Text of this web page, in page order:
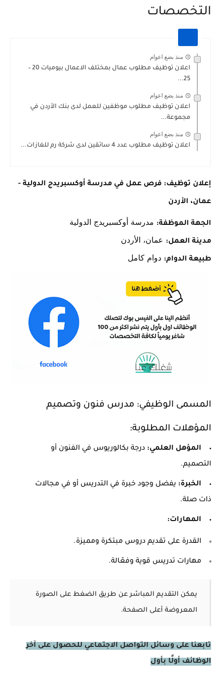
التخصصات
منذ بضع اعوام
اعلان توظيف مطلوب عمال بمختلف الاعمال بيوميات 20 –
25...
منذ بضع اعوام
اعلان توظيف مطلوب موظفين للعمل لدى بنك الأردن في
مجموعة...
منذ بضع اعوام
اعلان توظيف مطلوب عدد 4 سائقين لدى شركة رم للغازات...
إعلان توظيف: فرص عمل في مدرسة أوكسبريدج الدولية -
عمان، الأردن
الجهة الموظفة: مدرسة أوكسبريدج الدولية
مدينة العمل: عمان، الأردن
طبيعة الدوام: دوام كامل
المسمى الوظيفي: مدرس فنون وتصميم
المؤهلات المطلوبة:
المؤهل العلمي: درجة بكالوريوس في الفنون أو
التصميم.
الخبرة: يفضل وجود خبرة في التدريس أو في مجالات
ذات صلة.
المهارات:
القدرة على تقديم دروس مبتكرة ومميزة.
مهارات تدريس قوية وفعّالة.
يمكن التقديم المباشر عن طريق الضغط على الصورة
المعروضة أعلى الصفحة.
تابعنا على وسائل التواصل الاجتماعي للحصول على آخر
الوظائف أولًا بأول